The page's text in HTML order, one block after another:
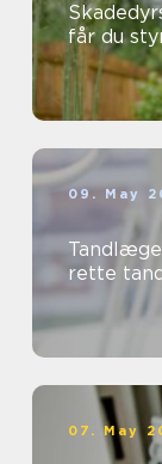
får du
09. May
Tandlæge asnæs
rette
07. May